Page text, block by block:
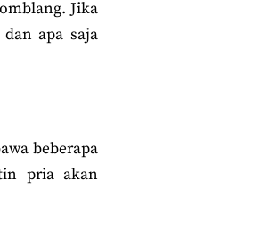
Jika
apa saja
beberapa
pria akan